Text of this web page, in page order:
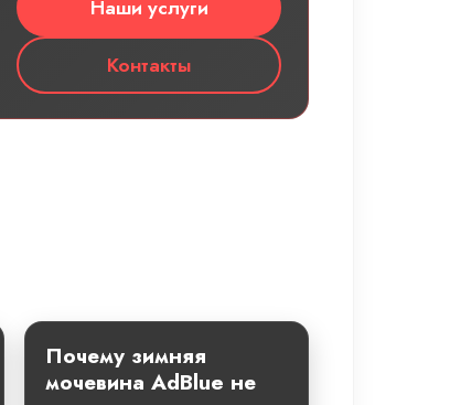
Наши услуги
Контакты
Почему зимняя
мочевина AdBlue не